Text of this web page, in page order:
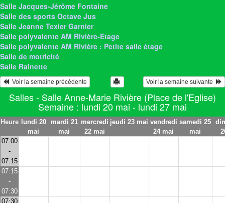
Salle Jacques-Jérôme Fontaine
Salle des sports Octave Jus
Salle Jeanne Texier Garnier
Salle polyvalente AM Rivière-Etage
Salle polyvalente AM Rivière : Petite salle étage
Salle de motricité
Salle Rainette
  Voir la semaine précédente
Voir la semaine suivante
Salles - Salle Anne-Marie Rivière (Place de l'Eglise)
Semaine : lundi 20 mai - lundi 27 mai
Heure lundi 20
mai
mardi 21
mai
mercredi
22 mai
jeudi 23 mai vendredi
24 mai
samedi 25
mai
07:00
-
07:15
07:15
-
07:30
07:30